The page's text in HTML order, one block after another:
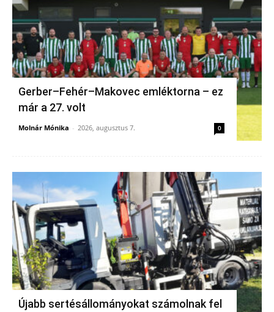
Gerber–Fehér–Makovec emléktorna – ez
már a 27. volt
Molnár Mónika - 2026, augusztus 7. 0
Újabb sertésállományokat számolnak fel